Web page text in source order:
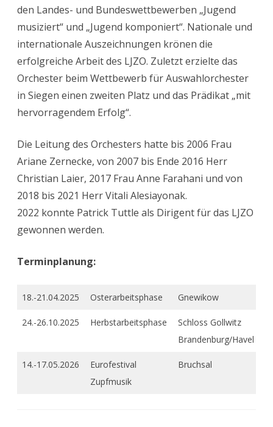
den Landes- und Bundeswettbewerben „Jugend
musiziert“ und „Jugend komponiert“. Nationale und
internationale Auszeichnungen krönen die
erfolgreiche Arbeit des LJZO. Zuletzt erzielte das
Orchester beim Wettbewerb für Auswahlorchester
in Siegen einen zweiten Platz und das Prädikat „mit
hervorragendem Erfolg“.
Die Leitung des Orchesters hatte bis 2006 Frau
Ariane Zernecke, von 2007 bis Ende 2016 Herr
Christian Laier, 2017 Frau Anne Farahani und von
2018 bis 2021 Herr Vitali Alesiayonak.
2022 konnte Patrick Tuttle als Dirigent für das LJZO
gewonnen werden.
Terminplanung:
18.-21.04.2025 Osterarbeitsphase Gnewikow
24.-26.10.2025 Herbstarbeitsphase
Schloss Gollwitz
Brandenburg/Havel
14.-17.05.2026
Eurofestival
Zupfmusik
Bruchsal